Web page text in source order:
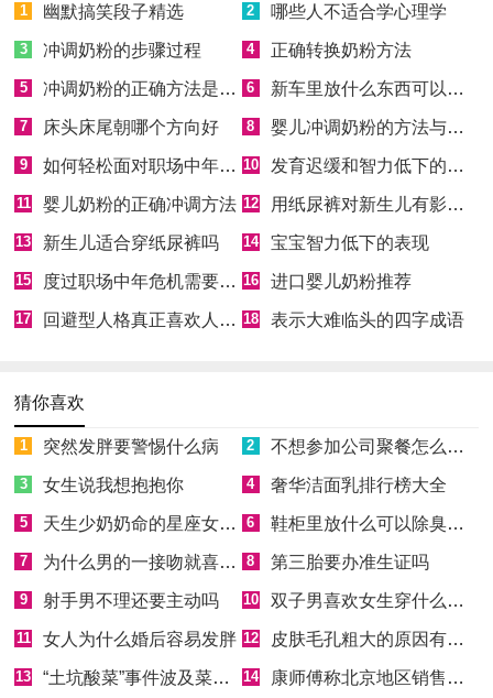
1 幽默搞笑段子精选 2 哪些人不适合学心理学
3 冲调奶粉的步骤过程 4 正确转换奶粉方法
5 冲调奶粉的正确方法是什么 6 新车里放什么东西可以去味道
7 床头床尾朝哪个方向好 8 婴儿冲调奶粉的方法与步骤是什么
9 如何轻松面对职场中年危机 10 发育迟缓和智力低下的区别
11 婴儿奶粉的正确冲调方法 12 用纸尿裤对新生儿有影响吗
13 新生儿适合穿纸尿裤吗 14 宝宝智力低下的表现
15 度过职场中年危机需要做好哪3点 16 进口婴儿奶粉推荐
17 回避型人格真正喜欢人的特征 18 表示大难临头的四字成语
猜你喜欢
1 突然发胖要警惕什么病 2 不想参加公司聚餐怎么拒绝
3 女生说我想抱抱你 4 奢华洁面乳排行榜大全
5 天生少奶奶命的星座女有哪些 6 鞋柜里放什么可以除臭消菌
7 为什么男的一接吻就喜欢伸舌头 8 第三胎要办准生证吗
9 射手男不理还要主动吗 10 双子男喜欢女生穿什么样的衣服
11 女人为什么婚后容易发胖 12 皮肤毛孔粗大的原因有哪些
13 “土坑酸菜”事件波及菜农，芥菜囤积如山 14 康师傅称北京地区销售产品非问题酸菜